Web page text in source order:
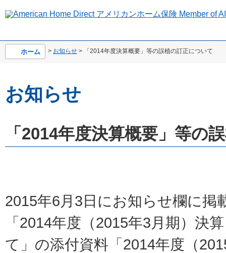
ホーム > お知らせ > 「2014年度決算概要」等の誤植の訂正について
お知らせ
「2014年度決算概要」等の
2015年6月3日にお知らせ欄に掲
「2014年度（2015年3月期）決
て」の添付資料「2014年度（